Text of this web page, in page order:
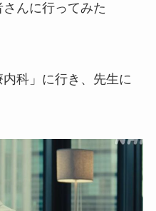
んに行ってみた
科」に行き、先生に